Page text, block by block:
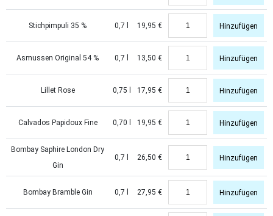
Stichpimpuli 35 % 0,7 l 19,95 € Hinzufügen
Asmussen Original 54 % 0,7 l 13,50 € Hinzufügen
Lillet Rose 0,75 l 17,95 € Hinzufügen
Calvados Papidoux Fine 0,70 l 19,95 € Hinzufügen
Bombay Saphire London Dry
Gin
0,7 l 26,50 € Hinzufügen
Bombay Bramble Gin 0,7 l 27,95 € Hinzufügen